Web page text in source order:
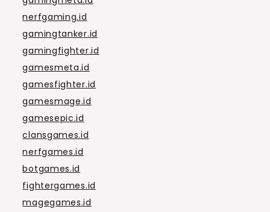
nerfgaming.id
gamingtanker.id
gamingfighter.id
gamesmeta.id
gamesfighter.id
gamesmage.id
gamesepic.id
clansgames.id
nerfgames.id
botgames.id
fightergames.id
magegames.id